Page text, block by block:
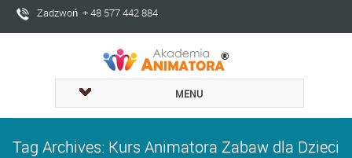
Zadzwoń + 48 577 442 884
MENU
Tag Archives: Kurs Animatora Zabaw dla Dzieci